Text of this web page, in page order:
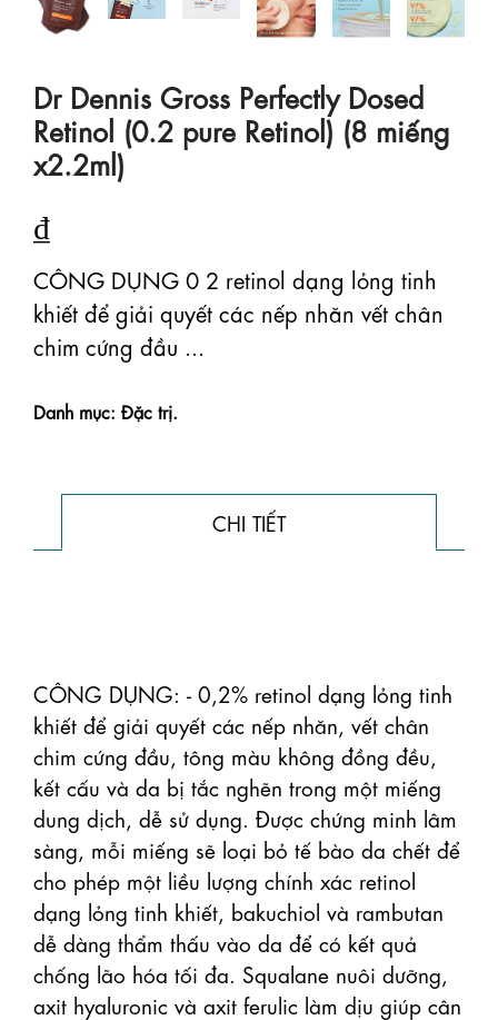
Dr Dennis Gross Perfectly Dosed
Retinol (0.2 pure Retinol) (8 miếng
x2.2ml)
₫
CÔNG DỤNG 0 2 retinol dạng lỏng tinh
khiết để giải quyết các nếp nhăn vết chân
chim cứng đầu ...
Danh mục: Đặc trị.
CHI TIẾT
CÔNG DỤNG: - 0,2% retinol dạng lỏng tinh
khiết để giải quyết các nếp nhăn, vết chân
chim cứng đầu, tông màu không đồng đều,
kết cấu và da bị tắc nghẽn trong một miếng
dung dịch, dễ sử dụng. Được chứng minh lâm
sàng, mỗi miếng sẽ loại bỏ tế bào da chết để
cho phép một liều lượng chính xác retinol
dạng lỏng tinh khiết, bakuchiol và rambutan
dễ dàng thẩm thấu vào da để có kết quả
chống lão hóa tối đa. Squalane nuôi dưỡng,
axit hyaluronic và axit ferulic làm dịu giúp cân